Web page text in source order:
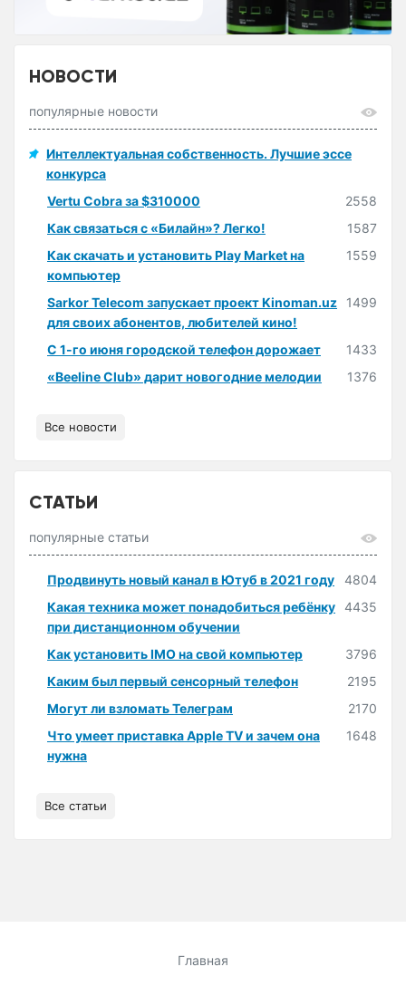
НОВОСТИ
популярные новости
Интеллектуальная собственность. Лучшие эссе
конкурса
Vertu Cobra за $310000
2558
Как связаться с «Билайн»? Легко!
1587
Как скачать и установить Play Market на
компьютер
1559
Sarkor Telecom запускает проект Kinoman.uz
для своих абонентов, любителей кино!
1499
С 1-го июня городской телефон дорожает
1433
«Beeline Club» дарит новогодние мелодии
1376
Все новости
СТАТЬИ
популярные статьи
Продвинуть новый канал в Ютуб в 2021 году
4804
Какая техника может понадобиться ребёнку
при дистанционном обучении
4435
Как установить IMO на свой компьютер
3796
Каким был первый сенсорный телефон
2195
Могут ли взломать Телеграм
2170
Что умеет приставка Apple TV и зачем она
нужна
1648
Все статьи
Главная